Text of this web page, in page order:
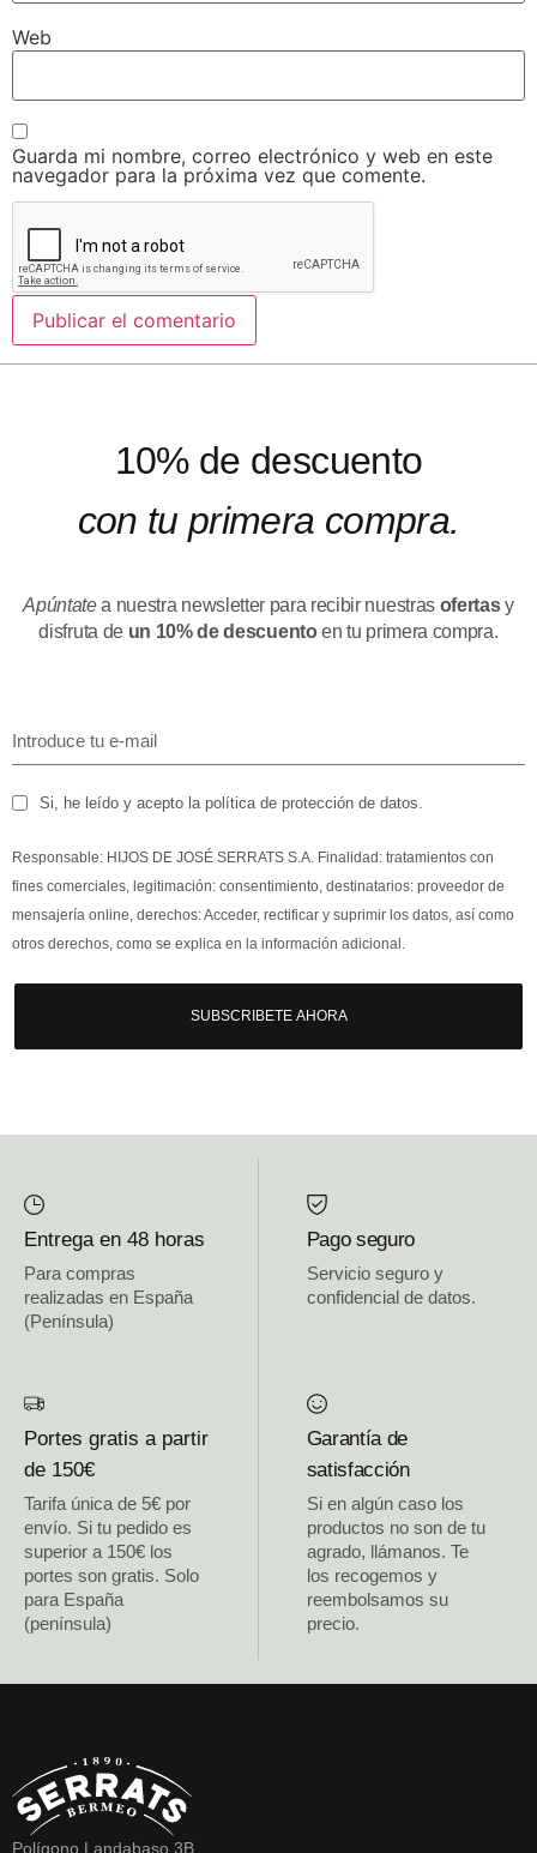
Web
Guarda mi nombre, correo electrónico y web en este
navegador para la próxima vez que comente.
10% de descuento
con tu primera compra.
Apúntatea nuestra newsletter para recibir nuestras ofertasy
disfruta de un 10% de descuentoen tu primera compra.
Si, he leído y acepto la política de protección de datos.
Responsable: HIJOS DE JOSÉ SERRATS S.A. Finalidad: tratamientos con
fines comerciales, legitimación: consentimiento, destinatarios: proveedor de
mensajería online, derechos: Acceder, rectificar y suprimir los datos, así como
otros derechos, como se explica en la información adicional.
SUBSCRIBETE AHORA
Entrega en 48 horas
Para compras
realizadas en España
(Península)
Pago seguro
Servicio seguro y
confidencial de datos.
Portes gratis a partir
de 150€
Tarifa única de 5€ por
envío. Si tu pedido es
superior a 150€ los
portes son gratis. Solo
para España
(península)
Garantía de
satisfacción
Si en algún caso los
productos no son de tu
agrado, llámanos. Te
los recogemos y
reembolsamos su
precio.
Polígono Landabaso 3B